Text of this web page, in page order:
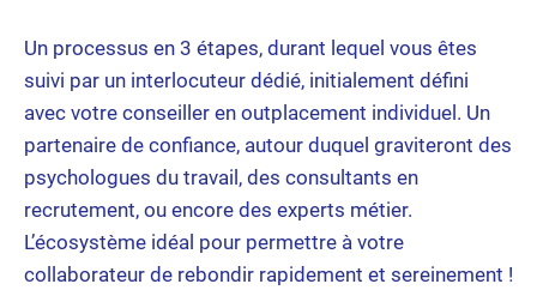
Un processus en 3 étapes, durant lequel vous êtes
suivi par un interlocuteur dédié, initialement défini
avec votre conseiller en outplacement individuel. Un
partenaire de confiance, autour duquel graviteront des
psychologues du travail, des consultants en
recrutement, ou encore des experts métier.
L’écosystème idéal pour permettre à votre
collaborateur de rebondir rapidement et sereinement !